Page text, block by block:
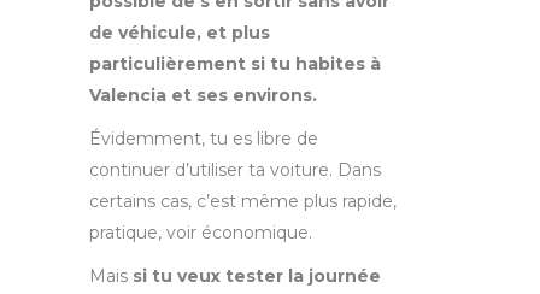
de véhicule, et plus
particulièrement si tu habites à
Valencia et ses environs.
Évidemment, tu es libre de
continuer d’utiliser ta voiture. Dans
certains cas, c’est même plus rapide,
pratique, voir économique.
Mais si tu veux tester la journée